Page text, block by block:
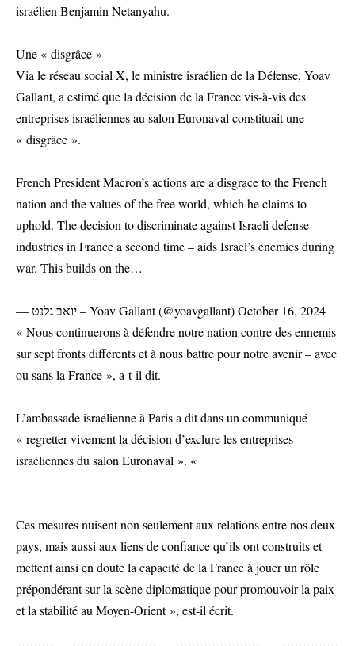
israélien Benjamin Netanyahu.
Une « disgrâce »
Via le réseau social X, le ministre israélien de la Défense, Yoav
Gallant, a estimé que la décision de la France vis-à-vis des
entreprises israéliennes au salon Euronaval constituait une
« disgrâce ».
French President Macron’s actions are a disgrace to the French
nation and the values of the free world, which he claims to
uphold. The decision to discriminate against Israeli defense
industries in France a second time – aids Israel’s enemies during
war. This builds on the…
— יואב גלנט – Yoav Gallant (@yoavgallant) October 16, 2024
« Nous continuerons à défendre notre nation contre des ennemis
sur sept fronts différents et à nous battre pour notre avenir – avec
ou sans la France », a-t-il dit.
L’ambassade israélienne à Paris a dit dans un communiqué
« regretter vivement la décision d’exclure les entreprises
israéliennes du salon Euronaval ». «
Ces mesures nuisent non seulement aux relations entre nos deux
pays, mais aussi aux liens de confiance qu’ils ont construits et
mettent ainsi en doute la capacité de la France à jouer un rôle
prépondérant sur la scène diplomatique pour promouvoir la paix
et la stabilité au Moyen-Orient », est-il écrit.